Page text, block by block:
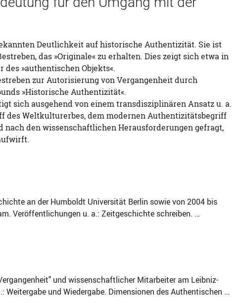
Deutlichkeit auf historische Authentizität. Sie ist
das »Originale« zu erhalten. Dies zeigt sich etwa in
des »authentischen Objekts«.
zur Autorisierung von Vergangenheit durch
»Historische Authentizität«.
sich ausgehend von einem transdisziplinären Ansatz u. a.
des Weltkulturerbes, dem modernen Authentizitätsbegriff
den wissenschaftlichen Herausforderungen gefragt,
an der Humboldt Universität Berlin sowie von 2004 bis
Veröffentlichungen u. a.: Zeitgeschichte schreiben. …
und wissenschaftlicher Mitarbeiter am Leibniz-
und Wiedergabe. Dimensionen des Authentischen …